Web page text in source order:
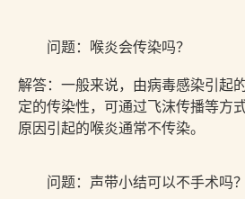
问题：喉炎会传染吗？
解答：一般来说，由病毒感染引起
定的传染性，可通过飞沫传播等方
原因引起的喉炎通常不传染。
问题：声带小结可以不手术吗？